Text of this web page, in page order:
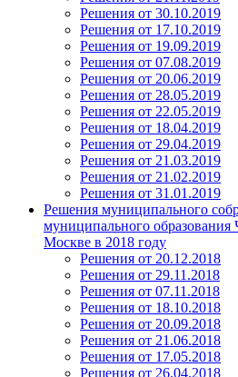
Решения от 30.10.2019
Решения от 17.10.2019
Решения от 19.09.2019
Решения от 07.08.2019
Решения от 20.06.2019
Решения от 28.05.2019
Решения от 22.05.2019
Решения от 18.04.2019
Решения от 29.04.2019
Решения от 21.03.2019
Решения от 21.02.2019
Решения от 31.01.2019
Решения муниципального
муниципального
Москве в 2018 году
Решения от 20.12.2018
Решения от 29.11.2018
Решения от 07.11.2018
Решения от 18.10.2018
Решения от 20.09.2018
Решения от 21.06.2018
Решения от 17.05.2018
Решения от 26.04.2018